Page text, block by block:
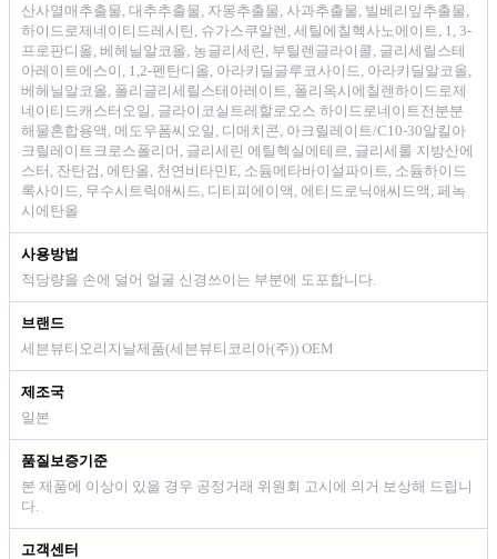
산사열매추출물, 대추추출물, 자몽추출물, 사과추출물, 빌베리잎추출물,
하이드로제네이티드레시틴, 슈가스쿠알렌, 세틸에칠헥사노에이트, 1, 3-
프로판디올, 베헤닐알코올, 농글리세린, 부틸렌글라이콜, 글리세릴스테
아레이트에스이, 1,2-펜탄디올, 아라키딜글루코사이드, 아라키딜알코올,
베헤닐알코올, 폴리글리세릴스테아레이트, 폴리옥시에칠렌하이드로제
네이티드캐스터오일, 글라이코실트레할로오스 하이드로네이트전분분
해물혼합용액, 메도우폼씨오일, 디메치콘, 아크릴레이트/C10-30알킬아
크릴레이트크로스폴리머, 글리세린 에틸헥실에테르, 글리세롤 지방산에
스터, 잔탄검, 에탄올, 천연비타민E, 소듐메타바이설파이트, 소듐하이드
록사이드, 무수시트릭애씨드, 디티피에이액, 에티드로닉애씨드액, 페녹
시에탄올
사용방법
적당량을 손에 덜어 얼굴 신경쓰이는 부분에 도포합니다.
브랜드
세븐뷰티오리지날제품(세븐뷰티코리아(주)) OEM
제조국
일본
품질보증기준
본 제품에 이상이 있을 경우 공정거래 위원회 고시에 의거 보상해 드립니
다.
고객센터